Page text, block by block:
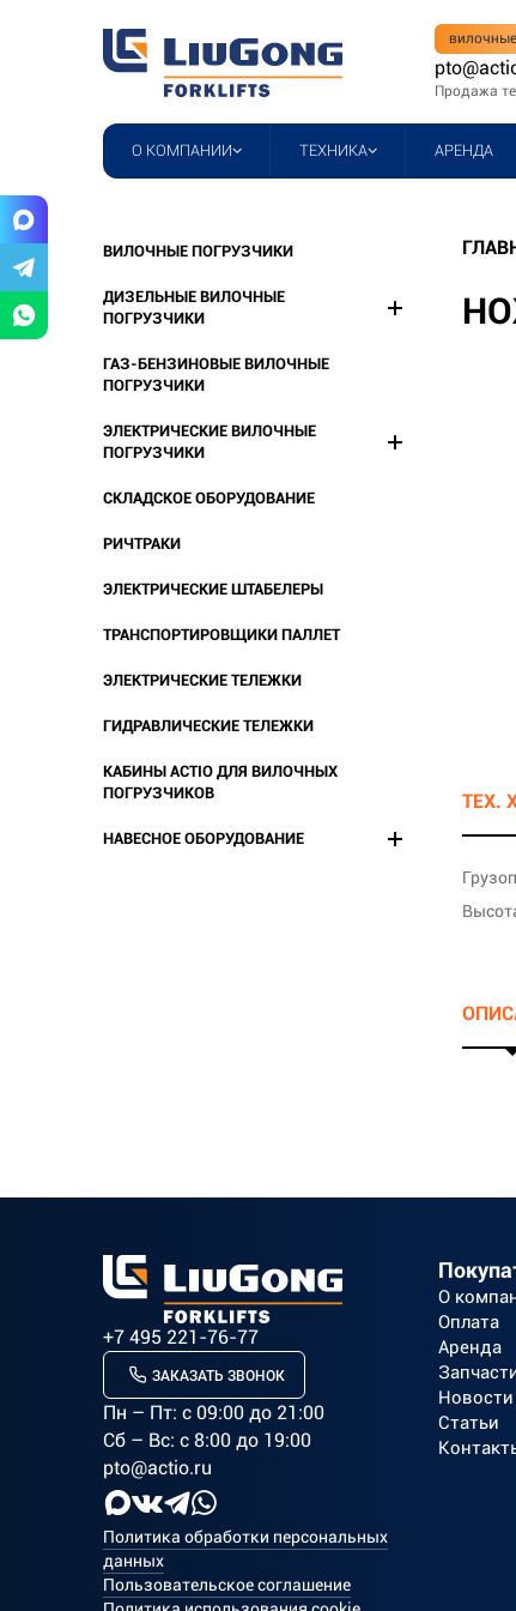
Продажа
О КОМПАНИИ ТЕХНИКА АРЕНДА
ВИЛОЧНЫЕ ПОГРУЗЧИКИ
ДИЗЕЛЬНЫЕ ВИЛОЧНЫЕ
ПОГРУЗЧИКИ
ГАЗ-БЕНЗИНОВЫЕ ВИЛОЧНЫЕ
ПОГРУЗЧИКИ
ЭЛЕКТРИЧЕСКИЕ ВИЛОЧНЫЕ
ПОГРУЗЧИКИ
СКЛАДСКОЕ ОБОРУДОВАНИЕ
РИЧТРАКИ
ЭЛЕКТРИЧЕСКИЕ ШТАБЕЛЕРЫ
ТРАНСПОРТИРОВЩИКИ ПАЛЛЕТ
ЭЛЕКТРИЧЕСКИЕ ТЕЛЕЖКИ
ГИДРАВЛИЧЕСКИЕ ТЕЛЕЖКИ
КАБИНЫ ACTIO ДЛЯ ВИЛОЧНЫХ
ПОГРУЗЧИКОВ
НАВЕСНОЕ ОБОРУДОВАНИЕ
ТЕХ.
+7 495 221-76-77
ЗАКАЗАТЬ ЗВОНОК
Пн – Пт: c 09:00 до 21:00
Сб – Вс: с 8:00 до 19:00
pto@actio.ru
Политика обработки персональных
данных
Пользовательское соглашение
О
Оплата
Аренда
Новости
Статьи